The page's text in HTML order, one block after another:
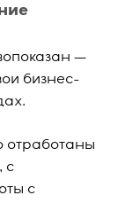
—
бизнес-
отработаны
с
с